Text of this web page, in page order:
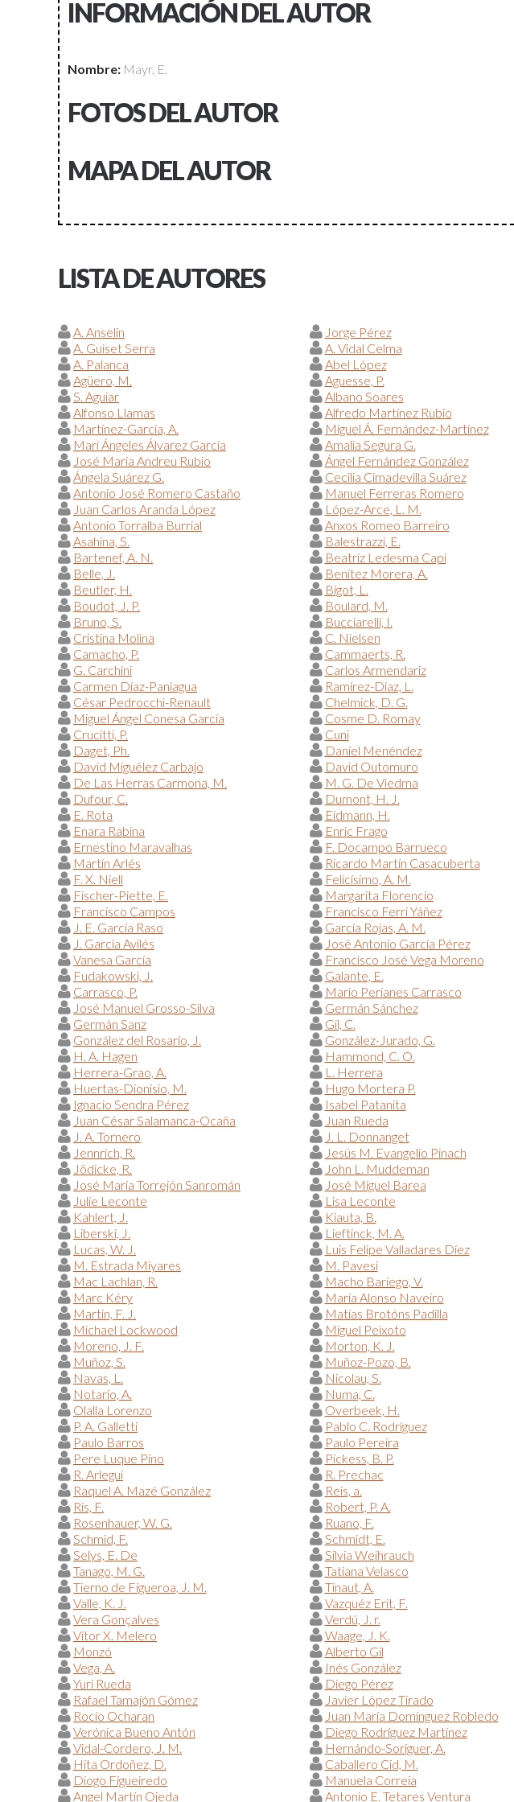
INFORMACIÓN DEL AUTOR
Nombre: Mayr, E.
FOTOS DEL AUTOR
MAPA DEL AUTOR
LISTA DE AUTORES
A. Anselin Jorge Pérez
A. Guiset Serra
A. Vidal Celma
A. Palanca
Abel López
Agüero, M.
Aguesse, P.
S. Aguiar
Albano Soares
Alfonso Llamas
Alfredo Martínez Rubio
Martínez-García, A.
Miguel Á. Fernández-Martínez
Mari Ángeles Álvarez García
Amalia Segura G.
José María Andreu Rubio
Ángel Fernández González
Ángela Suárez G.
Cecilia Cimadevilla Suárez
Antonio José Romero Castaño
Manuel Ferreras Romero
Juan Carlos Aranda López
López-Arce, L. M.
Antonio Torralba Burrial
Anxos Romeo Barreiro
Asahina, S.
Balestrazzi, E.
Bartenef, A. N.
Beatriz Ledesma Capi
Belle, J.
Benítez Morera, A.
Beutler, H.
Bigot, L.
Boudot, J. P.
Boulard, M.
Bruno, S.
Bucciarelli, I.
Cristina Molina
C. Nielsen
Camacho, P.
Cammaerts, R.
G. Carchini
Carlos Armendariz
Carmen Díaz-Paniagua
Ramírez-Díaz, L.
César Pedrocchi-Renault
Chelmick, D. G.
Miguel Ángel Conesa García
Cosme D. Romay
Crucitti, P.
Cuni
Daget, Ph.
Daniel Menéndez
David Miguélez Carbajo
David Outomuro
De Las Herras Carmona, M.
M. G. De Viedma
Dufour, C.
Dumont, H. J.
E. Rota
Eidmann, H.
Enara Rabina
Enric Frago
Ernestino Maravalhas
F. Docampo Barrueco
Martín Arlés
Ricardo Martín Casacuberta
F. X. Niell
Felicísimo, A. M.
Fischer-Piette, E.
Margarita Florencio
Francisco Campos
Francisco Ferri Yáñez
J. E. García Raso
García Rojas, A. M.
J. García Avilés
José Antonio García Pérez
Vanesa García
Francisco José Vega Moreno
Fudakowski, J.
Galante, E.
Carrasco, P.
Mario Perianes Carrasco
José Manuel Grosso-Silva
Germán Sánchez
Germán Sanz
Gil, C.
González del Rosario, J.
González-Jurado, G.
H. A. Hagen
Hammond, C. O.
Herrera-Grao, A.
L. Herrera
Huertas-Dionisio, M.
Hugo Mortera P.
Ignacio Sendra Pérez
Isabel Patanita
Juan César Salamanca-Ocaña
Juan Rueda
J. A. Tornero
J. L. Donnanget
Jennrich, R.
Jesús M. Evangelio Pinach
Jödicke, R.
John L. Muddeman
José María Torrejón Sanromán
José Miguel Barea
Julie Leconte
Lisa Leconte
Kahlert, J.
Kiauta, B.
Liberski, J.
Lieftinck, M. A.
Lucas, W. J.
Luis Felipe Valladares Díez
M. Estrada Miyares
M. Pavesi
Mac Lachlan, R.
Macho Bariego, V.
Marc Kéry
María Alonso Naveiro
Martín, F. J.
Matías Brotóns Padilla
Michael Lockwood
Miguel Peixoto
Moreno, J. F.
Morton, K. J.
Muñoz, S.
Muñoz-Pozo, B.
Navas, L.
Nicolau, S.
Notario, A.
Numa, C.
Olalla Lorenzo
Overbeek, H.
P. A. Galletti
Pablo C. Rodríguez
Paulo Barros
Paulo Pereira
Pere Luque Pino
Pickess, B. P.
R. Arlegui
R. Prechac
Raquel A. Mazé González
Reis, a.
Ris, F.
Robert, P. A.
Rosenhauer, W. G.
Ruano, F.
Schmid, F.
Schmidt, E.
Selys, E. De
Silvia Weihrauch
Tanago, M. G.
Tatiana Velasco
Tierno de Figueroa, J. M.
Tinaut, A.
Valle, K. J.
Vazquéz Erit, F.
Vera Gonçalves
Verdú, J. r.
Vítor X. Melero
Waage, J. K.
Monzó
Alberto Gil
Vega, A.
Inés González
Yuri Rueda
Diego Pérez
Rafael Tamajón Gómez
Javier López Tirado
Rocío Ocharan
Juan María Domínguez Robledo
Verónica Bueno Antón
Diego Rodríguez Martínez
Vidal-Cordero, J. M.
Hernándo-Soriguer, A.
Hita Ordoñez, D.
Caballero Cid, M.
Diogo Figueiredo
Manuela Correia
Angel Martín Ojeda
Antonio E. Tetares Ventura